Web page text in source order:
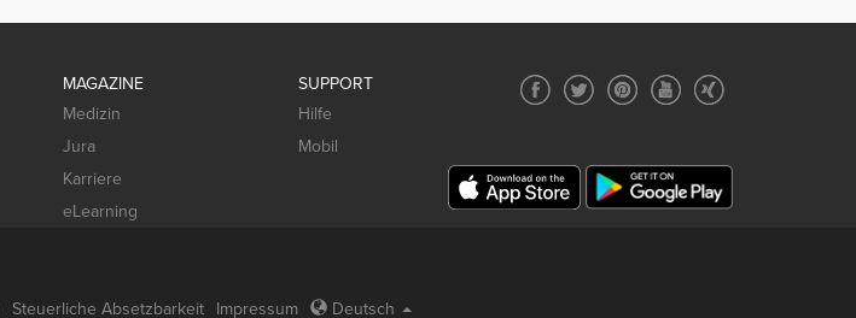
MAGAZINE
Medizin
Jura
Karriere
eLearning
SUPPORT
Hilfe
Mobil
Steuerliche Absetzbarkeit Impressum Deutsch